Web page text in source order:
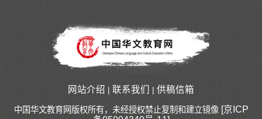
网站介绍 | 联系我们 | 供稿信箱
中国华文教育网版权所有，未经授权禁止复制和建立镜像 [京ICP